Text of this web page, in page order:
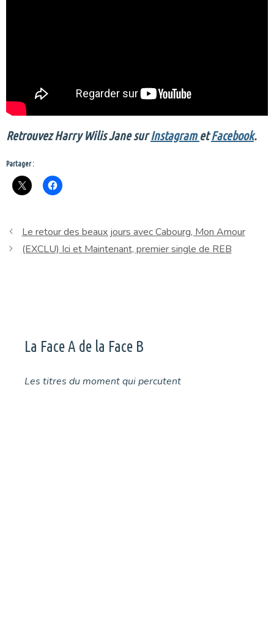
Retrouvez Harry Wilis Jane surInstagrametFacebook.
Partager :
Le retour des beaux jours avec Cabourg, Mon Amour
(EXCLU) Ici et Maintenant, premier single de REB
La Face A de la Face B
Les titres du moment qui percutent